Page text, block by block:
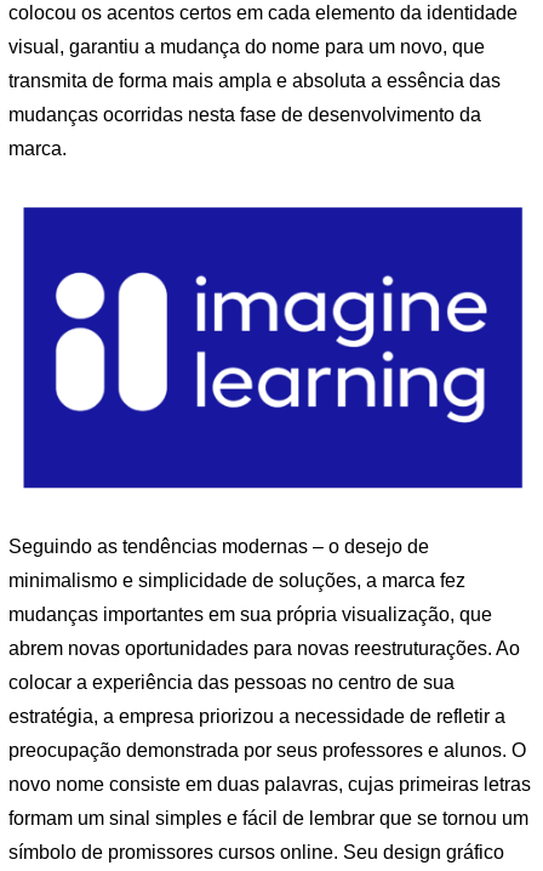
colocou os acentos certos em cada elemento da identidade
visual, garantiu a mudança do nome para um novo, que
transmita de forma mais ampla e absoluta a essência das
mudanças ocorridas nesta fase de desenvolvimento da
marca.
Seguindo as tendências modernas – o desejo de
minimalismo e simplicidade de soluções, a marca fez
mudanças importantes em sua própria visualização, que
abrem novas oportunidades para novas reestruturações. Ao
colocar a experiência das pessoas no centro de sua
estratégia, a empresa priorizou a necessidade de refletir a
preocupação demonstrada por seus professores e alunos. O
novo nome consiste em duas palavras, cujas primeiras letras
formam um sinal simples e fácil de lembrar que se tornou um
símbolo de promissores cursos online. Seu design gráfico